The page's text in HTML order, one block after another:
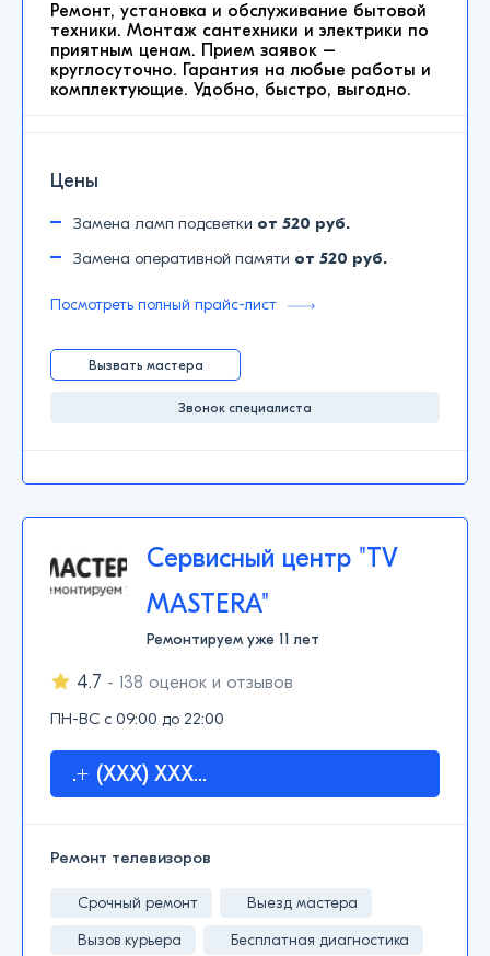
Ремонт, установка и обслуживание бытовой
техники. Монтаж сантехники и электрики по
приятным ценам. Прием заявок –
круглосуточно. Гарантия на любые работы и
комплектующие. Удобно, быстро, выгодно.
Цены
Замена ламп подсветки от 520 руб.
Замена оперативной памяти от 520 руб.
Посмотреть полный прайс-лист
Вызвать мастера
Звонок специалиста
Сервисный центр "TV
MASTERA"
Ремонтируем уже 11 лет
4.7 - 138 оценок и отзывов
.+ (XXX) XXX...
ПН-ВС с 09:00 до 22:00
Ремонт телевизоров
Срочный ремонт
Выезд мастера
Вызов курьера
Бесплатная диагностика